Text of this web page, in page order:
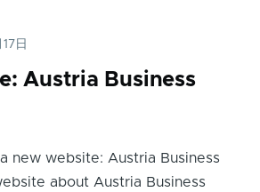
日
Austria Business
new website: Austria Business
about Austria Business